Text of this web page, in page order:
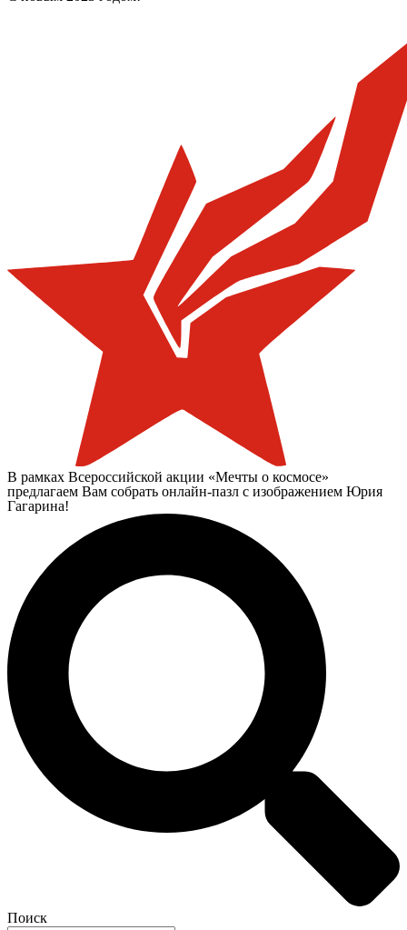
В рамках Всероссийской акции «Мечты о космосе»
предлагаем Вам собрать онлайн-пазл с изображением Юрия
Гагарина!
Поиск